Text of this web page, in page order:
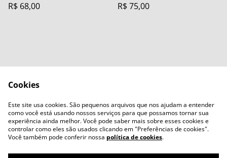
R$ 68,00
R$ 75,00
Contact Us
Legal Terms
Privacy Policy
Cookie Policy
Cookies
Este site usa cookies. São pequenos arquivos que nos ajudam a entender
como você está usando nossos serviços para que possamos tornar sua
experiência ainda melhor. Você pode saber mais sobre esses cookies e
controlar como eles são usados clicando em "Preferências de cookies".
Você também pode conferir nossa política de cookies.